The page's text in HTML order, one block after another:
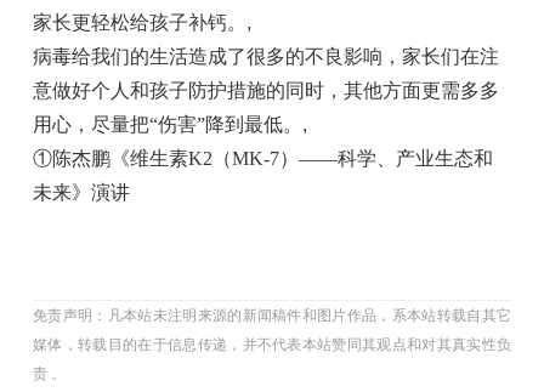
家长更轻松给孩子补钙。 ,
病毒给我们的生活造成了很多的不良影响，家长们在注
意做好个人和孩子防护措施的同时，其他方面更需多多
用心，尽量把“伤害”降到最低。 ,
①陈杰鹏《维生素K2（MK-7）——科学、产业生态和
未来》演讲
免责声明：凡本站未注明来源的新闻稿件和图片作品，系本站转载自其它
媒体，转载目的在于信息传递，并不代表本站赞同其观点和对其真实性负
责 。